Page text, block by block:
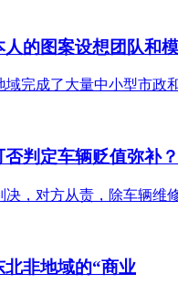
人的图案设想团队和
域完成了大量中小型市政
否判定车辆贬值弥补
决，对方从责，除车辆维
北非地域的“商业